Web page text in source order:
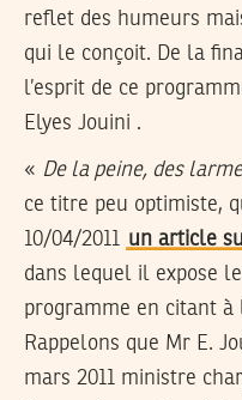
reflet des humeurs
qui le conçoit. De la
l’esprit de ce
Elyes Jouini .
« De la peine, des
ce titre peu optimiste,
10/04/2011 un article
dans lequel il expose
programme en citant à
Rappelons que Mr E.
mars 2011 ministre